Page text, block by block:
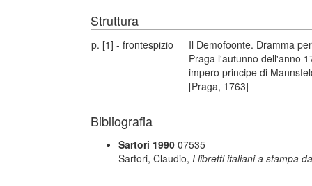
Struttura
p. [1] - frontespizio
Il Demofoonte. Dramma
Praga l'autunno dell'anno
impero principe di
[Praga, 1763]
Bibliografia
Sartori 1990 07535
Sartori, Claudio, I libretti italiani a stampa